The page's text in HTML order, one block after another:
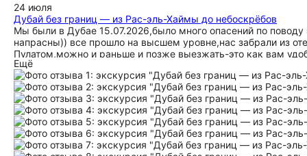
24 июля
Дубай без границ — из Рас-эль-Хаймы до небоскрёбов
Мы были в Дубае 15.07.2026,было много опасений по
напрасны)) все прошло на высшем уровне,нас забрали из
Пулатом,можно и раньше и позже выезжать-это как вам
самые жаркие часы нам было комфортно. Мы отдыхали
маршрут так,что мы все успели,за что ему большое
слушал с удовольствием.Утром мы посетили смотровую
поехали в имерсивное пространство айя юниверс, после
водопад, потом на заказ поднялись на скай вью и попали
было толп людей,на всех локациях почти можно было
поездки,даже на ужин в отель успели) когда поедем в
места) к слову сказать такая экскурсия в отеле обошлась
Ещё